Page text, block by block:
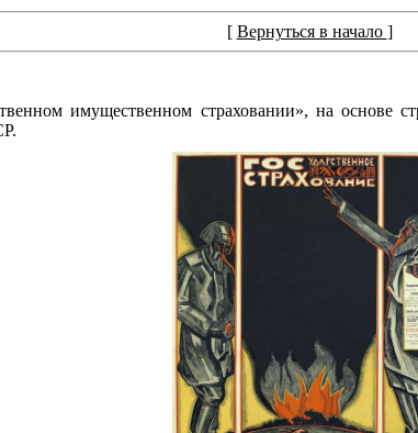
[ Вернуться в начало ]
имущественном страховании», на основе